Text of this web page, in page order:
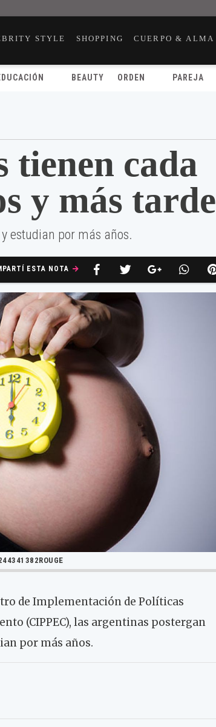
STYLE SHOPPING CUERPO & ALMA
BEAUTY ORDEN PAREJA
tienen cada
y más tarde
estudian por más años.
ESTA NOTA
de Implementación de Políticas
(CIPPEC), las argentinas postergan
por más años.